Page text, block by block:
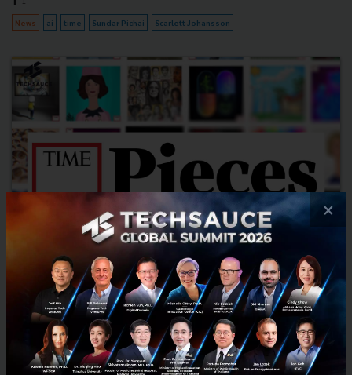
News ai time Sundar Pichai Scarlett Johansson
นิตยสาร TIME สื่ออายุร่วม 100 ปี กับการนำ NFT มาเพิ่มคุณค่า
ธุรกิจ
เมื่อวิวัฒนาการของอินเทอร์เน็ตได้กำลังก้าวเข้าสู่ยุค Web3 จะเพิ่มเติมใน
ส่วนของความเป็นเจ้าของ ด้วยเทคโนโลยี Blockchain ซึ่งในบทความนี้เรา
×